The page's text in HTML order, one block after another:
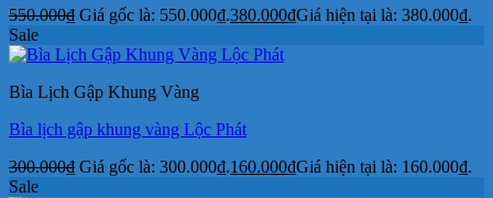
550.000₫ Giá gốc là: 550.000₫.380.000₫Giá hiện tại là: 380.000₫.
Sale
Bìa Lịch Gập Khung Vàng
Bìa lịch gập khung vàng Lộc Phát
300.000₫ Giá gốc là: 300.000₫.160.000₫Giá hiện tại là: 160.000₫.
Sale